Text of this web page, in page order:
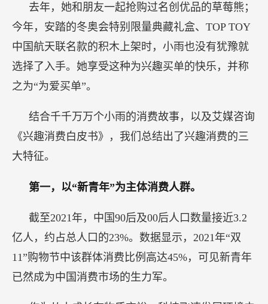
去年，她和朋友一起抢购过名创优品的草莓熊；
今年，安踏的冬奥会特别限量典藏礼盒、TOP TOY
中国航天联名款的积木上架时，小雨也没有犹豫就
选择了入手。她享受这种为兴趣买单的快乐，并称
之为“为爱买单”。
结合千千万万个小雨的消费故事，以及艾媒咨询
《兴趣消费白皮书》，我们总结出了兴趣消费的三
大特征。
第一，以“新青年”为主体消费人群。
截至2021年，中国90后及00后人口数量接近3.2
亿人，约占总人口的23%。数据显示，2021年“双
11”购物节中该群体消费比例高达45%，可见新青年
已然成为中国消费市场的生力军。